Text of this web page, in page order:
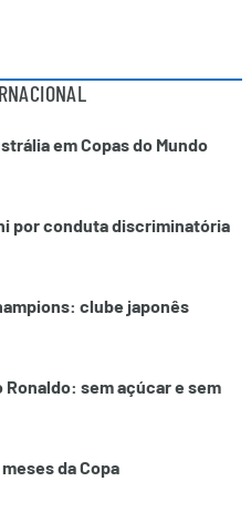
em Copas do Mundo
por conduta discriminatória
clube japonês
sem açúcar e sem
da Copa